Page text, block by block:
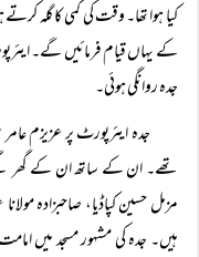
کیا ہوا تھا۔ وقت کی کمی کا گلہ
کے یہاں قیام فرمائیں گے۔
جدہ روانگی ہوئی۔
جدہ ایئرپورٹ پر عزیزم
تھے۔ ان کے ساتھ ان کے گھر
مزمل حسین کپاڈیا، صاحبزادہ
ہیں۔ جدہ کی مشہور مسجد میں